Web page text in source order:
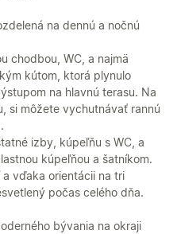
na dennú a nočnú
chodbou, WC, a najmä
kútom, ktorá plynulo
na hlavnú terasu. Na
si môžete vychutnávať rannú
izby, kúpeľňu s WC, a
kúpeľňou a šatníkom.
vďaka orientácii na tri
počas celého dňa.
bývania na okraji